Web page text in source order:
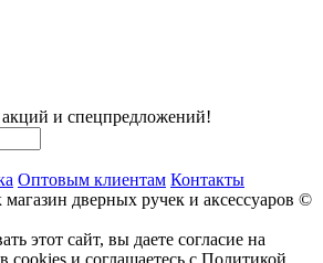
акций и спецпредложений!
Оптовым клиентам Контакты
дверных ручек и аксессуаров ©
этот сайт, вы даете согласие на
cookies и соглашаетесь с Политикой